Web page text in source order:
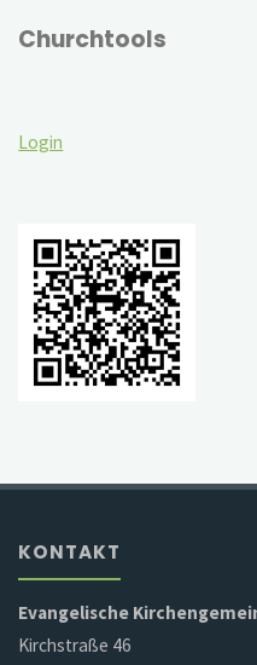
Churchtools
Login
KONTAKT
Evangelische
Kirchstraße 46